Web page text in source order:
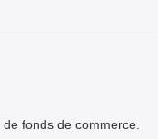
fonds de commerce.